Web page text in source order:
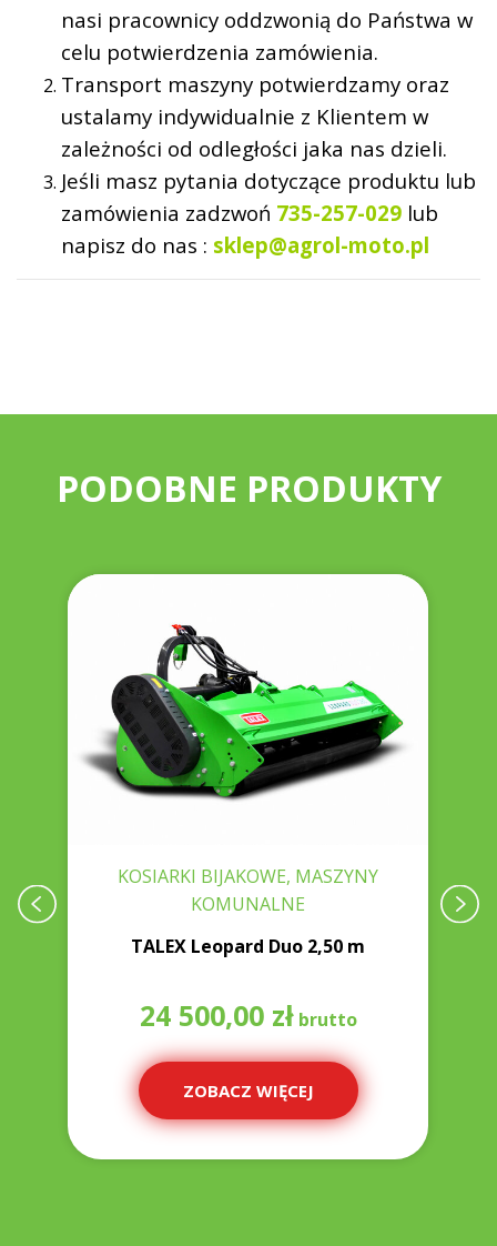
nasi pracownicy oddzwonią do Państwa w
celu potwierdzenia zamówienia.
Transport maszyny potwierdzamy oraz
ustalamy indywidualnie z Klientem w
zależności od odległości jaka nas dzieli.
Jeśli masz pytania dotyczące produktu lub
zamówienia zadzwoń 735-257-029 lub
napisz do nas : sklep@agrol-moto.pl
PODOBNE PRODUKTY
KOSIARKI BIJAKOWE, MASZYNY
KOMUNALNE
TALEX Leopard Duo 2,50 m
24 500,00 zł
ZOBACZ WIĘCEJ